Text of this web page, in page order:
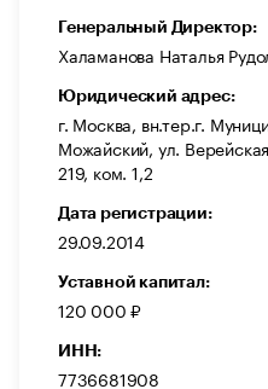
Генеральный Директор:
Халаманова Наталья
Юридический адрес:
г. Москва, вн.тер.г.
Можайский, ул.
219, ком. 1,2
Дата регистрации:
29.09.2014
Уставной капитал:
120 000 ₽
ИНН:
7736681908